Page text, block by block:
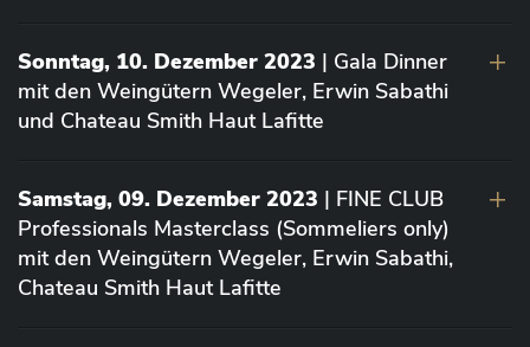
Sonntag, 10. Dezember 2023 | Gala Dinner
mit den Weingütern Wegeler, Erwin Sabathi
und Chateau Smith Haut Lafitte
Samstag, 09. Dezember 2023 | FINE CLUB
Professionals Masterclass (Sommeliers only)
mit den Weingütern Wegeler, Erwin Sabathi,
Chateau Smith Haut Lafitte